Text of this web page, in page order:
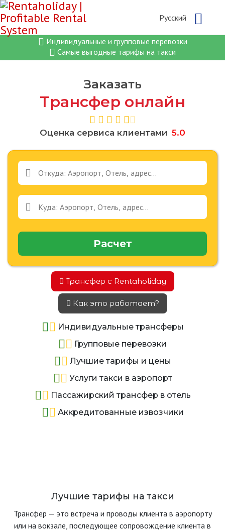
Русcкий
Индивидуальные и групповые перевозки
Самые выгодные тарифы на такси
Заказать
Трансфер онлайн
Оценка сервиса клиентами 5.0
Расчет
Трансфер с Rentaholiday
Как это работает?
Индивидуальные трансферы
Групповые перевозки
Лучшие тарифы и цены
Услуги такси в аэропорт
Пассажирский трансфер в отель
Аккредитованные извозчики
Лучшие тарифы на такси
Трансфер — это встреча и проводы клиента в аэропорту
или на вокзале, последующее сопровождение клиента в